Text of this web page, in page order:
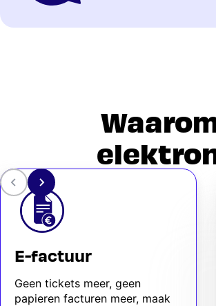
E-factuur
Geen tickets meer, geen
papieren facturen meer, maak